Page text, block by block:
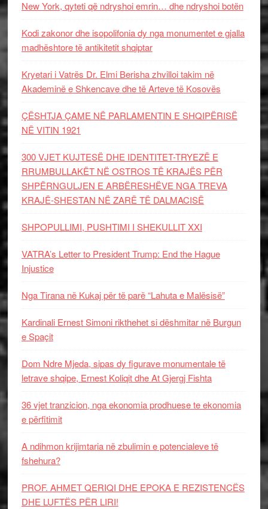
New York, qyteti që ndryshoi emrin… dhe ndryshoi botën
Kodi zakonor dhe isopolifonia dy nga monumentet e gjalla
madhështore të antikitetit shqiptar
Kryetari i Vatrës Dr. Elmi Berisha zhvilloi takim në
Akademinë e Shkencave dhe të Arteve të Kosovës
ÇËSHTJA ÇAME NË PARLAMENTIN E SHQIPËRISË
NË VITIN 1921
300 VJET KUJTESË DHE IDENTITET-TRYEZË E
RRUMBULLAKËT NË OSTROS TË KRAJËS PËR
SHPËRNGULJEN E ARBËRESHËVE NGA TREVA
KRAJË-SHESTAN NË ZARË TË DALMACISË
SHPOPULLIMI, PUSHTIMI I SHEKULLIT XXI
VATRA’s Letter to President Trump: End the Hague
Injustice
Nga Tirana në Kukaj për të parë “Lahuta e Malësisë”
Kardinali Ernest Simoni rikthehet si dëshmitar në Burgun
e Spaçit
Dom Ndre Mjeda, sipas dy figurave monumentale të
letrave shqipe, Ernest Koliqit dhe At Gjergj Fishta
36 vjet tranzicion, nga ekonomia prodhuese te ekonomia
e përfitimit
A ndihmon krijimtaria në zbulimin e potencialeve të
fshehura?
PROF. AHMET QERIQI DHE EPOKA E REZISTENCЁS
DHE LUFTЁS PЁR LIRI!